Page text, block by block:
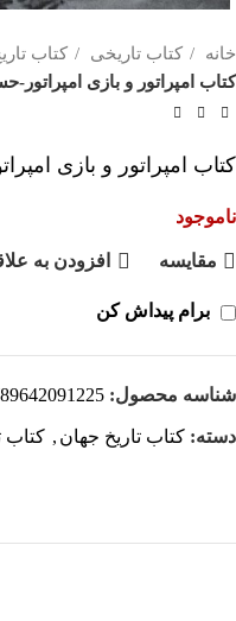
خانه کتاب تاریخی
کتاب
کتاب امپراتور و بازی
کتاب امپراتور و بازی
ناموجود
مقايسه افزودن به
برام پیداش کن
شناسه محصول:
دسته: کتاب تاریخ جهان , کتاب